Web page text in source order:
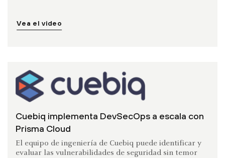
Vea el video
Cuebiq implementa DevSecOps a escala con
Prisma Cloud
El equipo de ingeniería de Cuebiq puede identificar y
evaluar las vulnerabilidades de seguridad sin temor